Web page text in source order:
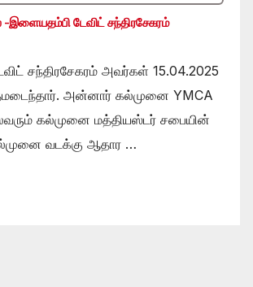
டேவிட் சந்திரசேகரம்
சந்திரசேகரம் அவர்கள் 15.04.2025
அன்னார் கல்முனை YMCA
கல்முனை மத்தியஸ்டர் சபையின்
வடக்கு ஆதார …